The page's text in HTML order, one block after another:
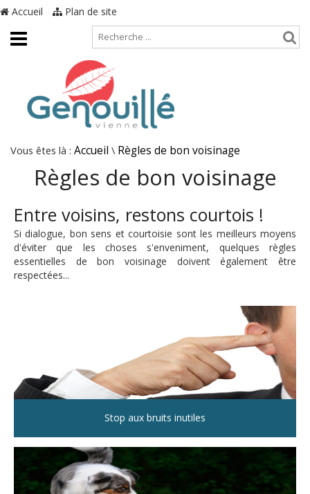
Accueil Plan de site
Vous êtes là : Accueil \ Règles de bon voisinage
Règles de bon voisinage
Entre voisins, restons courtois !
Si dialogue, bon sens et courtoisie sont les meilleurs moyens
d'éviter que les choses s'enveniment, quelques règles
essentielles de bon voisinage doivent également être
respectées...
Stop aux bruits inutiles